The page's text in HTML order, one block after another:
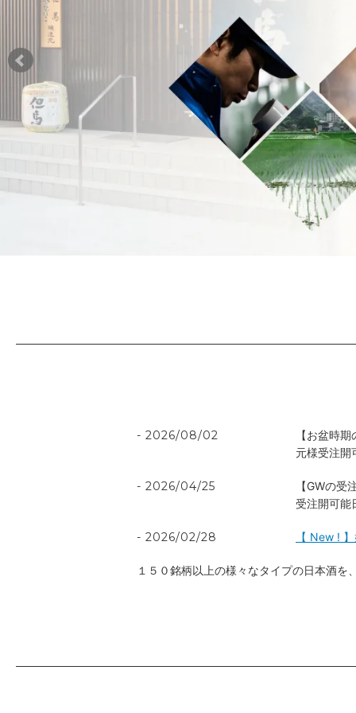
2026/08/02
【お盆時
元様受注開
2026/04/25
【GWの
受注開可能
2026/02/28 【 New !
１５０銘柄以上の様々なタイプの日本酒